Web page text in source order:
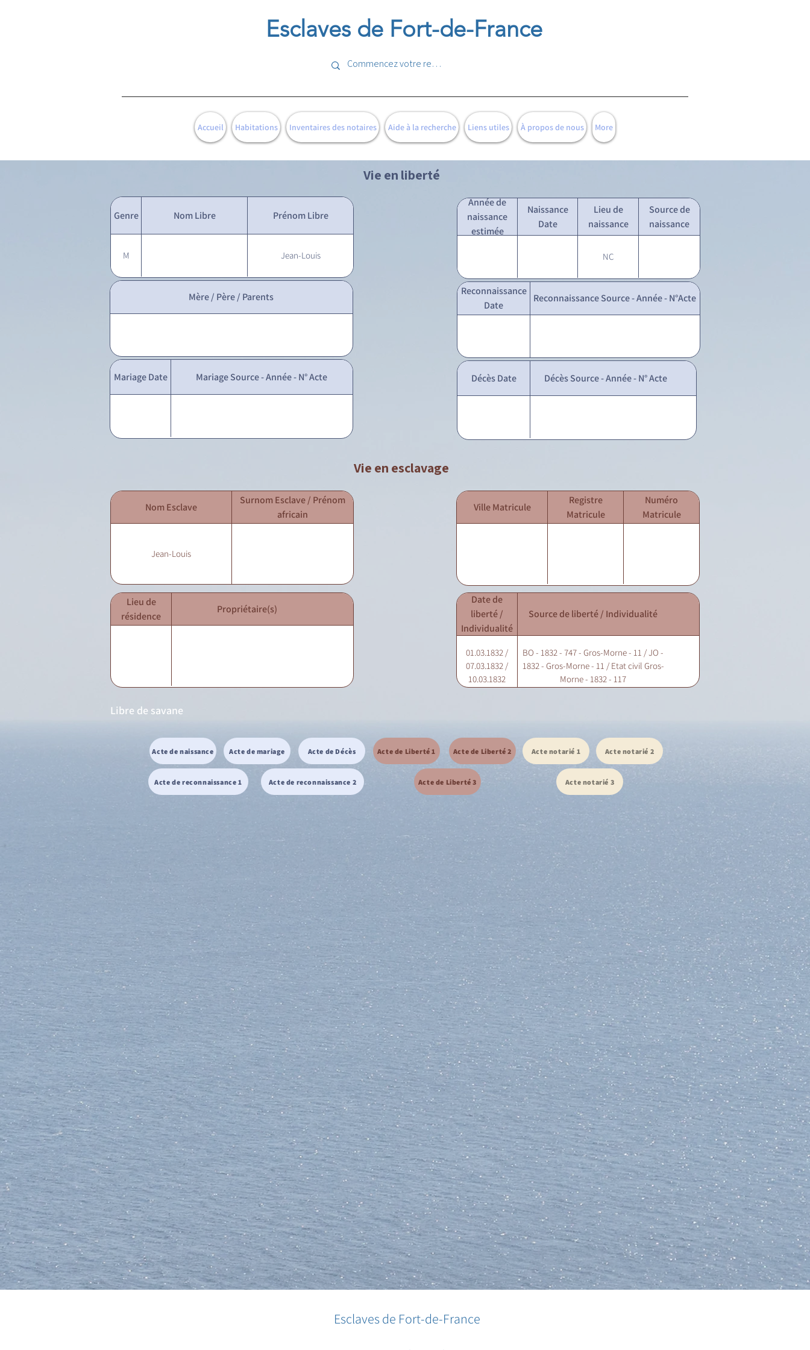
Esclaves de Fort-de-France
Accueil Habitations Inventaires des notaires Aide à la recherche Liens utiles À propos de nous More
Vie en liberté
Genre Nom Libre Prénom Libre
M Jean-Louis
Année de
naissance
estimée
Naissance
Date
Lieu de
naissance
Source de
naissance
NC
Mère / Père / Parents
Mariage Date Mariage Source - Année - N° Acte
Reconnaissance
Date
Reconnaissance Source - Année - N°Acte
Décès Date Décès Source - Année - N° Acte
Vie en esclavage
Nom Esclave
Surnom Esclave / Prénom
africain
Jean-Louis
Ville Matricule
Registre
Matricule
Numéro
Matricule
Lieu de
résidence
Propriétaire(s)
Date de
liberté /
Individualité
Source de liberté / Individualité
01.03.1832 /
07.03.1832 /
10.03.1832
BO - 1832 - 747 - Gros-Morne - 11 / JO -
1832 - Gros-Morne - 11 / Etat civil Gros-
Morne - 1832 - 117
Libre de savane
Acte de naissance Acte de mariage Acte de Décès
Acte de reconnaissance 1 Acte de reconnaissance 2
Acte de Liberté 1 Acte de Liberté 2
Acte de Liberté 3
Acte notarié 1 Acte notarié 2
Acte notarié 3
Esclaves de Fort-de-France